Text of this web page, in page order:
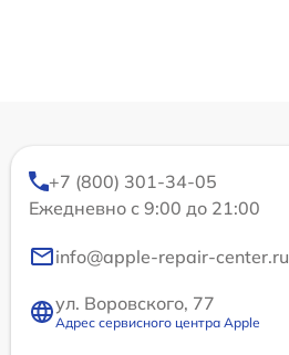
+7 (800) 301-34-05
Ежедневно с 9:00 до 21:00
info@apple-repair-center.ru
ул. Воровского, 77
Адрес сервисного центра Apple